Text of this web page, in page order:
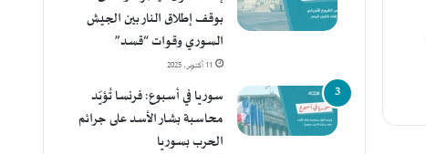
بوقف إطلاق النار بين الجيش
السوري وقوات “قسد”
11 أكتوبر، 2025
سوريا في أسبوع: فرنسا تُؤيّد
محاسبة بشار الأسد على جرائم
الحرب بسوريا